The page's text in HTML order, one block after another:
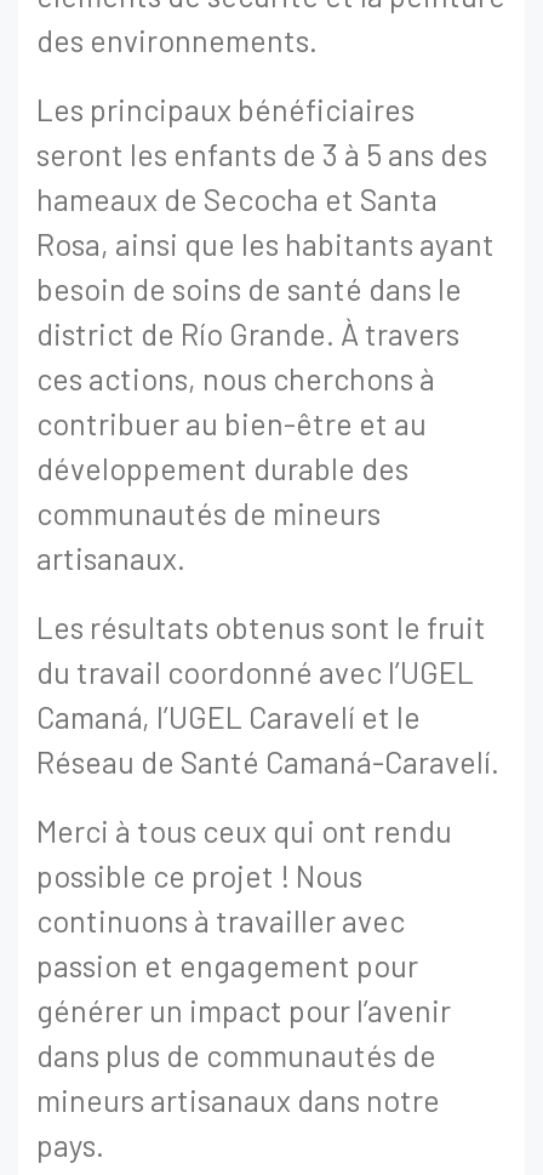
des environnements.
Les principaux bénéficiaires
seront les enfants de 3 à 5 ans des
hameaux de Secocha et Santa
Rosa, ainsi que les habitants ayant
besoin de soins de santé dans le
district de Río Grande. À travers
ces actions, nous cherchons à
contribuer au bien-être et au
développement durable des
communautés de mineurs
artisanaux.
Les résultats obtenus sont le fruit
du travail coordonné avec l’UGEL
Camaná, l’UGEL Caravelí et le
Réseau de Santé Camaná-Caravelí.
Merci à tous ceux qui ont rendu
possible ce projet ! Nous
continuons à travailler avec
passion et engagement pour
générer un impact pour l’avenir
dans plus de communautés de
mineurs artisanaux dans notre
pays.